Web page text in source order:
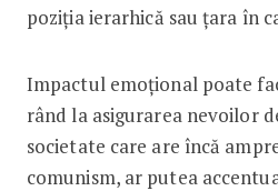
poziția ierarhică sau țara în
Impactul emoțional poate
rând la asigurarea nevoilor
societate care are încă
comunism, ar putea